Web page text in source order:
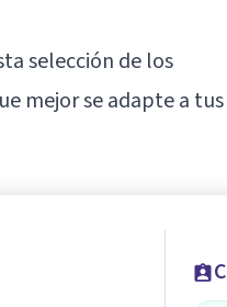
selección de los
mejor se adapte a tus